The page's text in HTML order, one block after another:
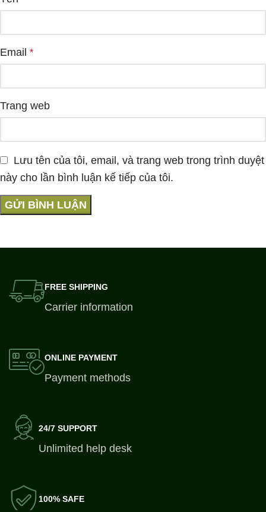
Email *
Trang web
Lưu tên của tôi, email, và trang web trong trình duyệt
này cho lần bình luận kế tiếp của tôi.
FREE SHIPPING
Carrier information
ONLINE PAYMENT
Payment methods
24/7 SUPPORT
Unlimited help desk
100% SAFE